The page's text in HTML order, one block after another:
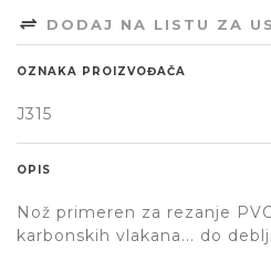
DODAJ NA LISTU ZA
OZNAKA PROIZVOĐAČA
J315
OPIS
Nož primeren za rezanje
karbonskih vlakana... do